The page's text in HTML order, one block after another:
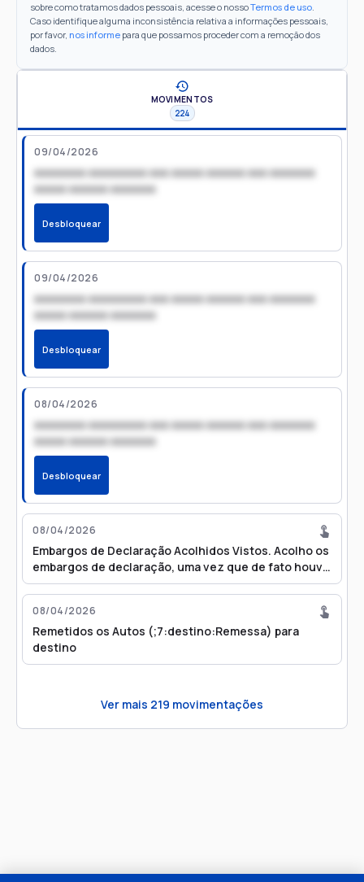
sobre como tratamos dados pessoais, acesse o nossoTermos de uso.
Caso identifique alguma inconsistência relativa a informações pessoais,
por favor, nos informe para que possamos proceder com a remoção dos
dados.
MOVIMENTOS
224
09/04/2026
xxxxxxxx xxxxxxxxx xxx xxxxx xxxxxx xxx xxxxxxx
xxxxx xxxxxx xxxxxxx
Desbloquear
09/04/2026
xxxxxxxx xxxxxxxxx xxx xxxxx xxxxxx xxx xxxxxxx
xxxxx xxxxxx xxxxxxx
Desbloquear
08/04/2026
xxxxxxxx xxxxxxxxx xxx xxxxx xxxxxx xxx xxxxxxx
xxxxx xxxxxx xxxxxxx
Desbloquear
08/04/2026
Embargos de Declaração Acolhidos Vistos. Acolho os
embargos de declaração, uma vez que de fato houve
custas recolhidas às fls. 876/880.
Consequentemente, torno sem efeito a sentença de
fl.941. Intime-se a expert a estimar seus honorários,
conforme decisão de fls.890/892. Manifeste-se a
parte requerida sobre pedido de fl.898. Int.
08/04/2026
Remetidos os Autos (;7:destino:Remessa) para
destino
Ver mais 219 movimentações